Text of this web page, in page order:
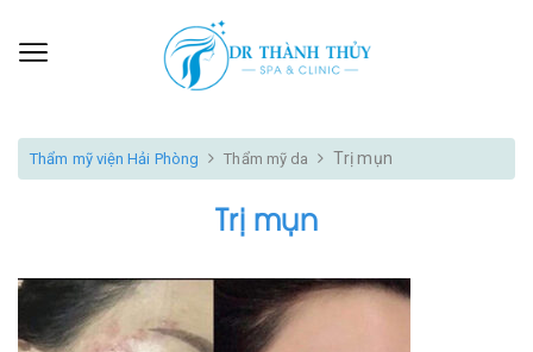
Thẩm mỹ viện Hải Phòng Thẩm mỹ da Trị mụn
Trị mụn